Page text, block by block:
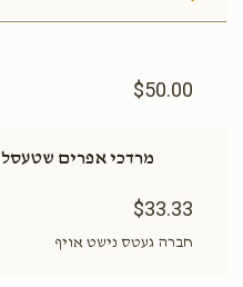
$50.00
מרדכי אפרים שטעסל
$33.33
חברה געטס נישט אויף